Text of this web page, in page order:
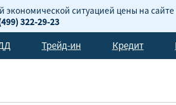
ситуацией цены на
322-29-23
Трейд-ин Кредит